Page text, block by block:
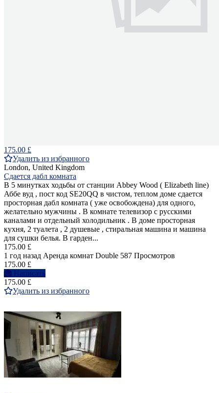
175.00 £
Удалить из избранного
London, United Kingdom
Сдается дабл комната
В 5 минутках ходьбы от станции Abbey Wood ( Elizabeth line)
Аббе вуд , пост код SE20QQ в чистом, теплом доме сдается
просторная дабл комната ( уже освобождена) для одного,
желательно мужчины . В комнате телевизор с русскими
каналами и отдельный холодильник . В доме просторная
кухня, 2 туалета , 2 душевые , стиральная машина и машина
для сушки белья. В гарден...
175.00 £
1 год назад Аренда комнат Double 587 Просмотров
175.00 £
Написать
175.00 £
Удалить из избранного